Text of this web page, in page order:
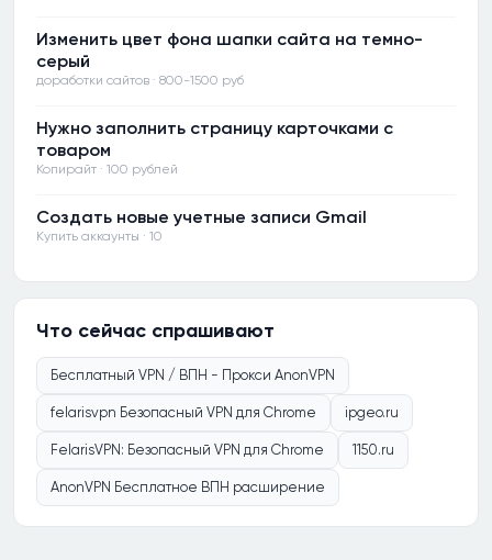
Изменить цвет фона шапки сайта на темно-
серый
доработки сайтов · 800-1500 руб
Нужно заполнить страницу карточками с
товаром
Копирайт · 100 рублей
Создать новые учетные записи Gmail
Купить аккаунты · 10
Что сейчас спрашивают
Бесплатный VPN / ВПН - Прокси AnonVPN
felarisvpn Безопасный VPN для Chrome ipgeo.ru
FelarisVPN: Безопасный VPN для Chrome 1150.ru
AnonVPN Бесплатное ВПН расширение